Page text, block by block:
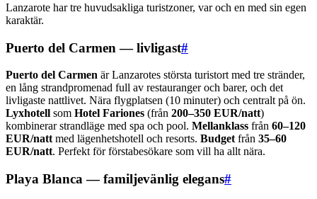
Lanzarote har tre huvudsakliga turistzoner, var och en med sin egen
karaktär.
Puerto del Carmen — livligast#
Puerto del Carmen är Lanzarotes största turistort med tre stränder,
en lång strandpromenad full av restauranger och barer, och det
livligaste nattlivet. Nära flygplatsen (10 minuter) och centralt på ön.
Lyxhotell som Hotel Fariones (från 200–350 EUR/natt)
kombinerar strandläge med spa och pool. Mellanklass från 60–120
EUR/natt med lägenhetshotell och resorts. Budget från 35–60
EUR/natt. Perfekt för förstabesökare som vill ha allt nära.
Playa Blanca — familjevänlig elegans#